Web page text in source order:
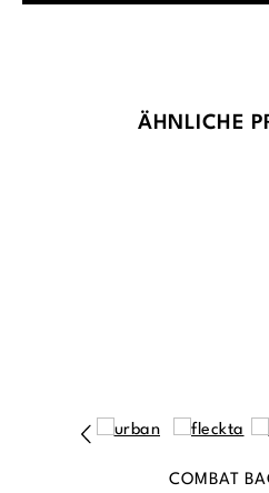
ProduktgalerieÄHNLICHE
COMBAT